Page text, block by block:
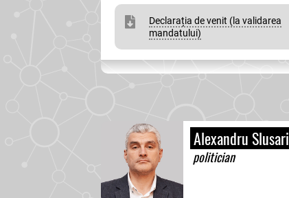
Declarația de venit (la validarea
mandatului)
Alexandru Slusari
politician